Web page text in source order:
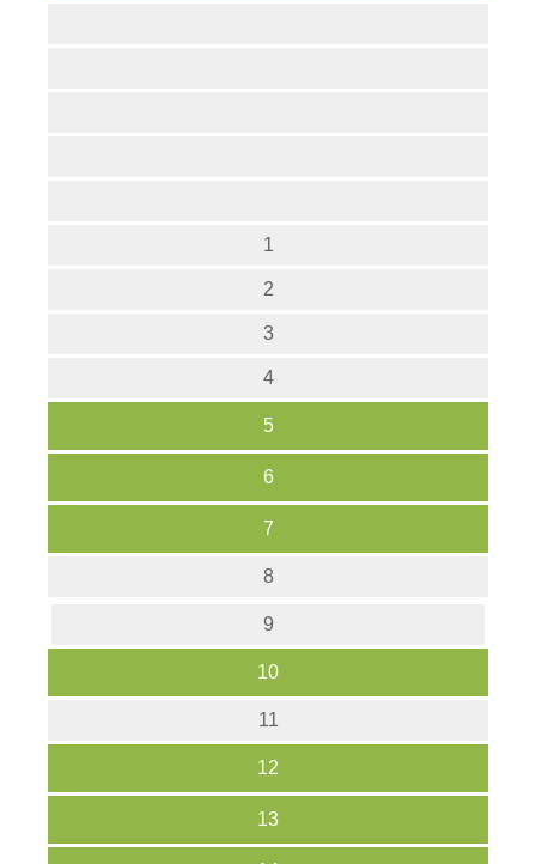
1
2
3
4
5
6
7
8
9
10
11
12
13